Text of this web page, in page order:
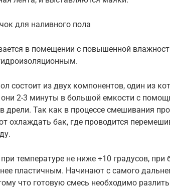
для наливного пола
в помещении с повышенной
состоит из двух компонентов, один из
2-3 минуты в большой емкости с
дрели. Так как в процессе смешивания
охлаждать бак, где проводится
температуре не ниже +10 градусов, при
пластичным. Начинают с самого
что готовую смесь необходимо